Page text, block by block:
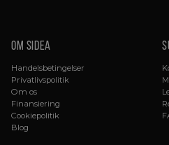
Om sidea
Handelsbetingelser
Privatlivspolitik
Om os
Finansiering
Cookiepolitik
Blog